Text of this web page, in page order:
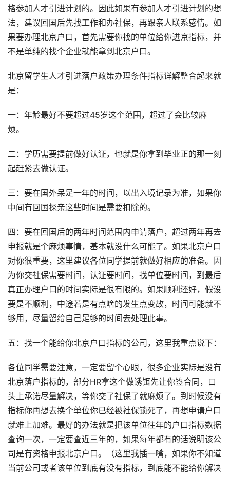
格参加人才引进计划的。因此如果有参加人才引进计划的想
法，建议回国后先找工作和办社保，再跟亲人联系感情。如
果要办理北京户口，首先需要你找的单位给你进京指标，并
不是单纯的找个企业就能拿到北京户口。
北京留学生人才引进落户政策办理条件指标详解整合起来就
是：
一：年龄最好不要超过45岁这个范围，超过了会比较麻
烦。
二：学历需要提前做好认证，也就是你拿到毕业正的那一刻
起赶紧去做认证。
三：要在国外呆足一年的时间，以出入境记录为准，如果你
中间有回国探亲这些时间是需要扣除的。
四：要在回国后的两年时间范围内申请落户，超过两年再去
申报就是个麻烦事情，基本就没什么可能了。如果北京户口
对你很重要，这里建议各位同学提前就做好相应的准备。因
为你交社保需要时间，认证要时间，找单位要时间，到最后
真正办理户口的时间实际是很有限的。如果顺利还好，假设
要是不顺利，中途若是有点啥的发生点变故，时间可能就不
够用，尽量留给自己足够的时间去处理此事。
五：找一个能给你北京户口指标的公司，这里我重点说下：
各位同学需要注意，一定要留个心眼，很多企业实际是没有
北京落户指标的，部分HR拿这个做诱饵先让你签合同，口
头上承诺尽量解决，等你交了社保了就麻烦了。到时候没有
指标你再想去换个单位你已经被社保锁死了，再想申请户口
就难上加难。最好的办法就是把该单位往年的户口指标数据
查询一次，一定要查近三年的，如果每年都有的话说明该公
司是有资格申报北京户口。（这里我插一嘴，如果你不知道
当前公司或者该单位到底有没有指标，到底能不能给你解决